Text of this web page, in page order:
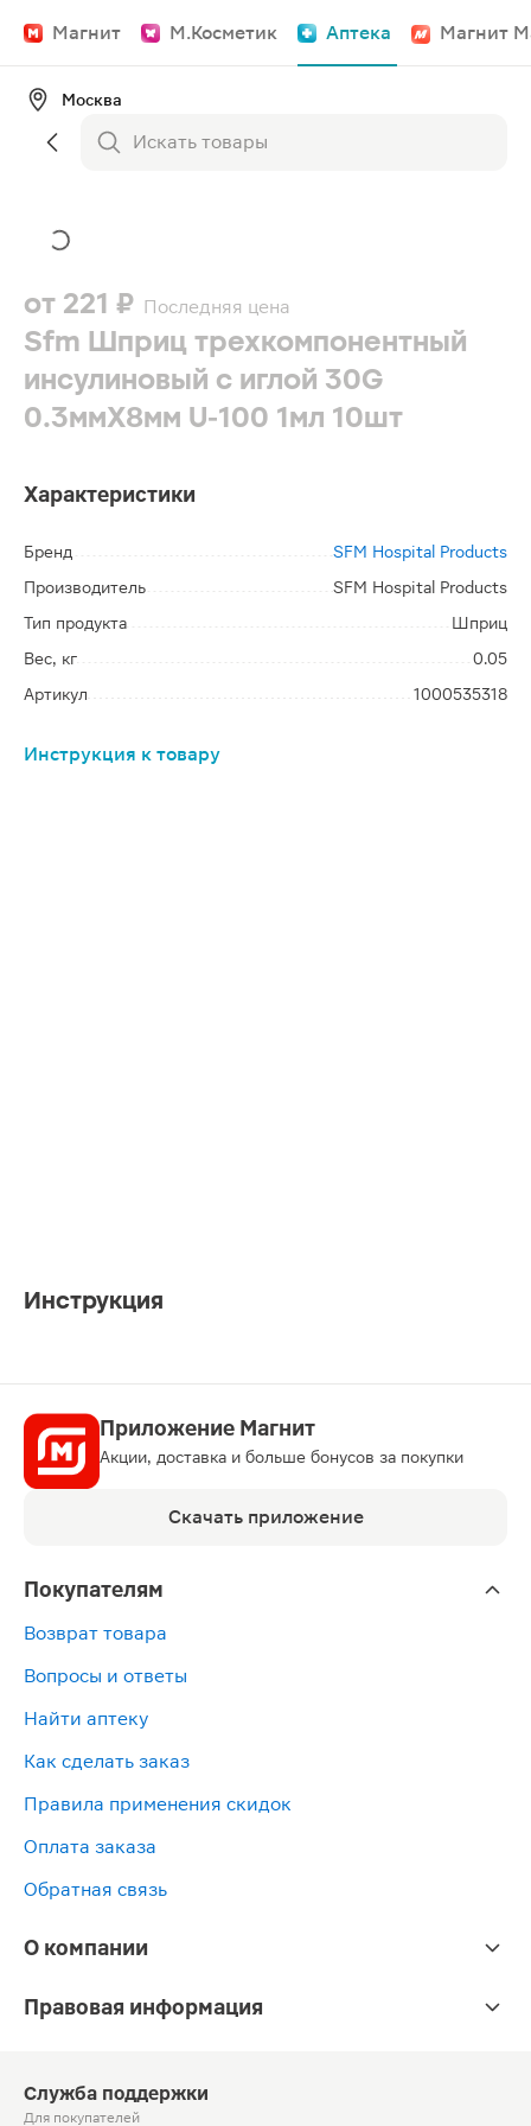
Магнит М.Косметик Аптека Магнит
Москва
от 221 ₽ Последняя цена
Sfm Шприц трехкомпонентный
инсулиновый с иглой 30G
0.3ммХ8мм U-100 1мл 10шт
Характеристики
Бренд
SFM Hospital Products
Производитель
SFM Hospital Products
Тип продукта
Шприц
Вес, кг
0.05
Артикул
1000535318
Инструкция к товару
Инструкция
Приложение Магнит
Акции, доставка и больше бонусов за покупки
Скачать приложение
Покупателям
Возврат товара
Вопросы и ответы
Найти аптеку
Как сделать заказ
Правила применения скидок
Оплата заказа
Обратная связь
О компании
Правовая информация
Служба поддержки
Для покупателей